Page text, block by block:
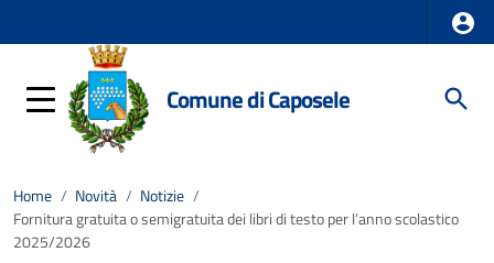
Comune di Caposele
Home / Novità / Notizie /
Fornitura gratuita o semigratuita dei libri di testo per l’anno scolastico
2025/2026